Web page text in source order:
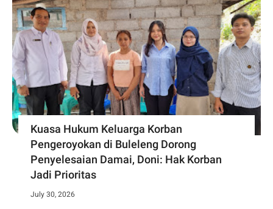
Kuasa Hukum Keluarga Korban
Pengeroyokan di Buleleng Dorong
Penyelesaian Damai, Doni: Hak Korban
Jadi Prioritas
July 30, 2026